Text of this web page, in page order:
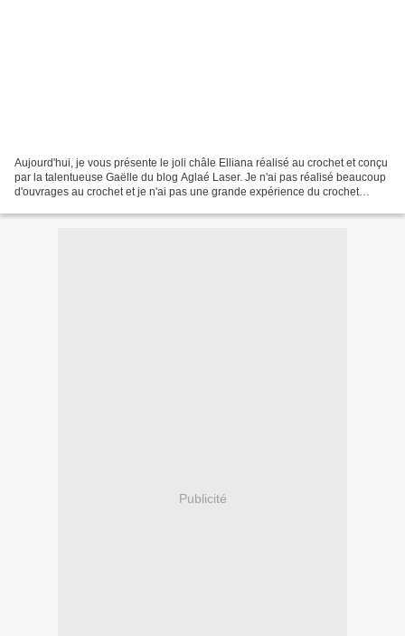
Aujourd'hui, je vous présente le joli châle Elliana réalisé au crochet et conçu
par la talentueuse Gaëlle du blog Aglaé Laser. Je n'ai pas réalisé beaucoup
d'ouvrages au crochet et je n'ai pas une grande expérience du crochet
Publicité